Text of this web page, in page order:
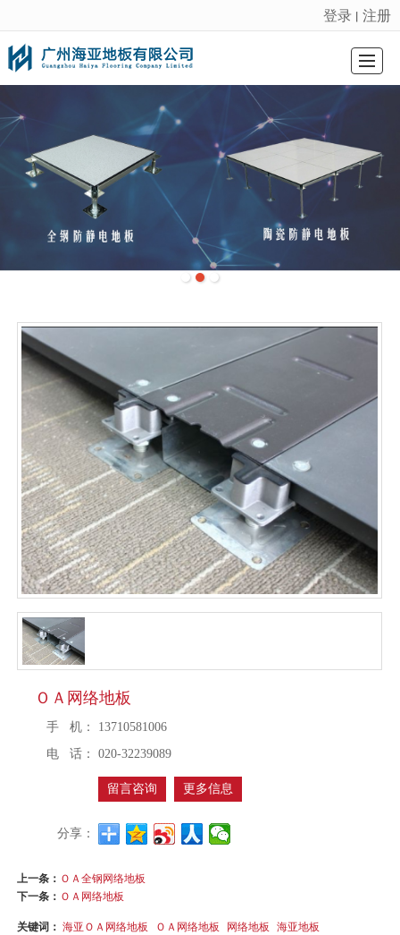
很遗憾，因您的浏览器版本过低导致无法获得最佳浏览体验，推荐下载安装谷歌浏览器！
登录 丨 注册
ＯＡ网络地板
手 机：
13710581006
电 话：
020-32239089
留言咨询 更多信息
分享：
上一条： ＯＡ全钢网络地板
下一条： ＯＡ网络地板
关键词：海亚ＯＡ网络地板 ＯＡ网络地板 网络地板 海亚地板